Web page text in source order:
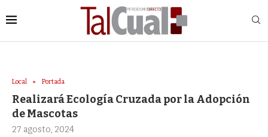
Local Portada
Realizará Ecología Cruzada por la Adopción
de Mascotas
27 agosto, 2024